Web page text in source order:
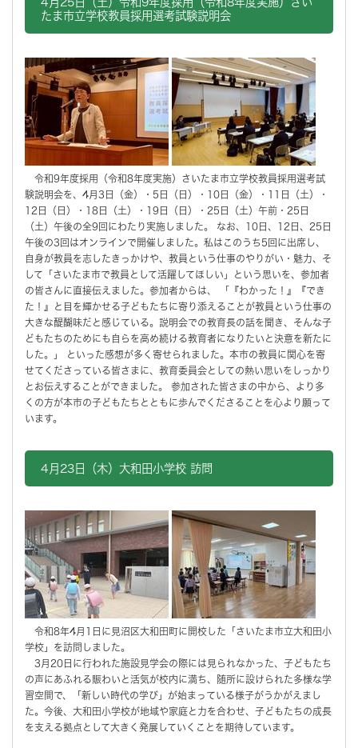
たま市立学校教員採用選考試験説明会
令和9年度採用（令和8年度実施）さいたま市立学校教員採用選考試
験説明会を、4月3日（金）・5日（日）・10日（金）・11日（土）・
12日（日）・18日（土）・19日（日）・25日（土）午前・25日
（土）午後の全9回にわたり実施しました。 なお、10日、12日、25日
午後の3回はオンラインで開催しました。私はこのうち5回に出席し、
自身が教員を志したきっかけや、教員という仕事のやりがい・魅力、そ
して「さいたま市で教員として活躍してほしい」という思いを、参加者
の皆さんに直接伝えました。参加者からは、 「『わかった！』『でき
た！』と目を輝かせる子どもたちに寄り添えることが教員という仕事の
大きな醍醐味だと感じている。説明会での教育長の話を聞き、そんな子
どもたちのためにも自らを高め続ける教育者になりたいと決意を新たに
した。」 といった感想が多く寄せられました。本市の教員に関心を寄
せてくださっている皆さまに、教育委員会としての熱い思いをしっかり
とお伝えすることができました。 参加された皆さまの中から、より多
くの方が本市の子どもたちとともに歩んでくださることを心より願って
います。
4月23日（木）大和田小学校 訪問
令和8年4月1日に見沼区大和田町に開校した「さいたま市立大和田小
学校」を訪問しました。
3月20日に行われた施設見学会の際には見られなかった、子どもたち
の声にあふれる賑わいと活気が校内に満ち、随所に設けられた多様な学
習空間で、「新しい時代の学び」が始まっている様子がうかがえまし
た。今後、大和田小学校が地域や家庭と力を合わせ、子どもたちの成長
を支える拠点として大きく発展していくことを期待しています。